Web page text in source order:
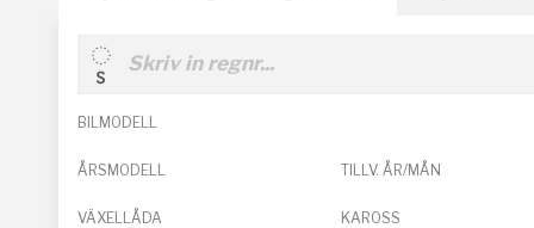
BILMODELL
ÅRSMODELL TILLV. ÅR/MÅN
VÄXELLÅDA KAROSS